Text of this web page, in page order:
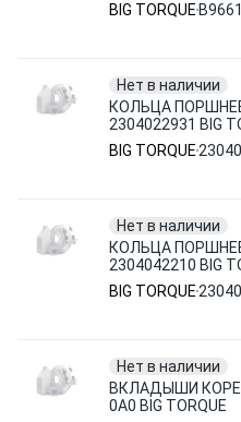
BIG TORQUE
Нет в наличии
КОЛЬЦА
2304022931 BIG
BIG TORQUE
Нет в наличии
КОЛЬЦА
2304042210 BIG
BIG TORQUE
Нет в наличии
ВКЛАДЫШИ
0A0 BIG TORQUE